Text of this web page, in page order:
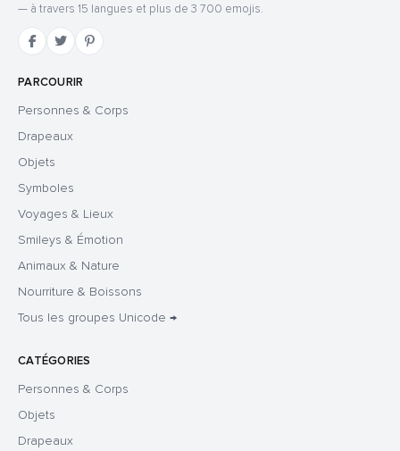
— à travers 15 langues et plus de 3 700 emojis.
PARCOURIR
Personnes & Corps
Drapeaux
Objets
Symboles
Voyages & Lieux
Smileys & Émotion
Animaux & Nature
Nourriture & Boissons
Tous les groupes Unicode →
CATÉGORIES
Personnes & Corps
Objets
Drapeaux